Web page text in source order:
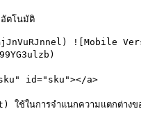
ตโนมัติ
![Mobile
id="sku"></a>
ในการจำแนกความแตกต่าง